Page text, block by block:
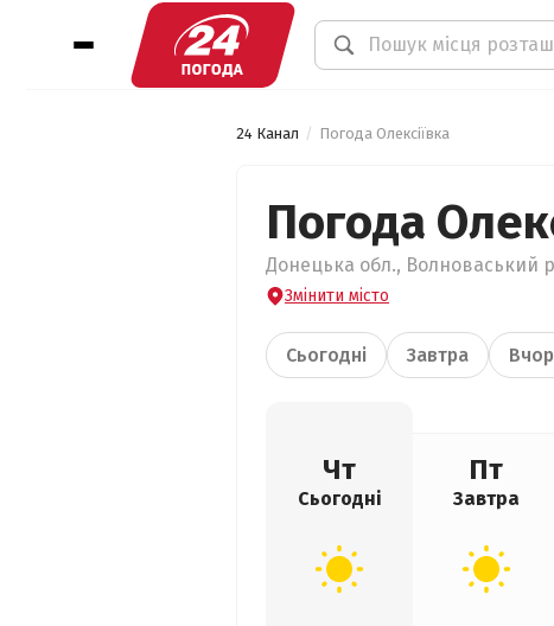
24 Канал Погода Олексіївка
Погода
Донецька обл., Волноваський
Змінити місто
Сьогодні Завтра
Чт
Сьогодні
Пт
Завтра